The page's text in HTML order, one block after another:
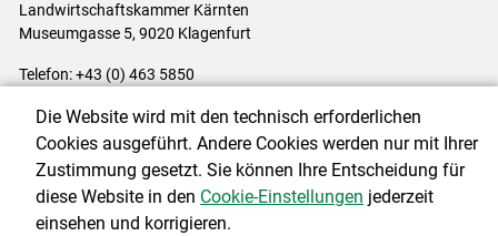
Landwirtschaftskammer Kärnten
Museumgasse 5, 9020 Klagenfurt
Telefon: +43 (0) 463 5850
Impressum|Kontakt|Datenschutzerklärung|Barrierefreiheit|
Cookie-Einstellungen
Die Website wird mit den technisch erforderlichen
Cookies ausgeführt. Andere Cookies werden nur mit Ihrer
Zustimmung gesetzt. Sie können Ihre Entscheidung für
diese Website in den Cookie-Einstellungen jederzeit
einsehen und korrigieren.